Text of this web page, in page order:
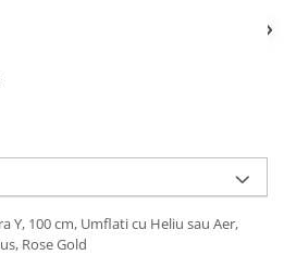
Y, 100 cm, Umflati cu Heliu sau Aer,
Rose Gold